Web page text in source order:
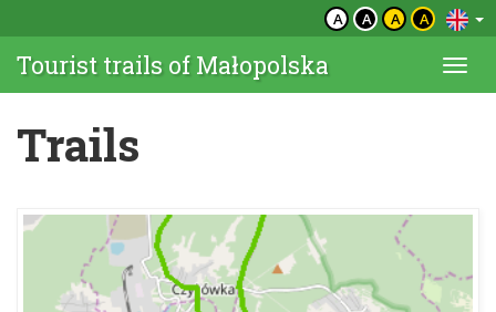
A A A A
Tourist trails of Małopolska
Trails